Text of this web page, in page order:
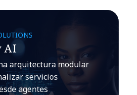
AI
arquitectura modular
servicios
agentes